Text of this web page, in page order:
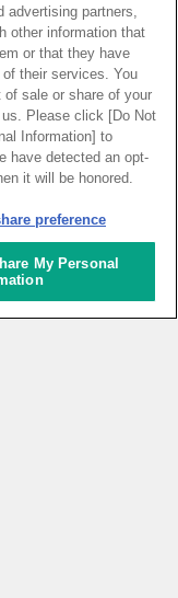
PAGE TOP
advertising partners,
other information that
or that they have
their services. You
of sale or share of your
Please click [Do Not
Information] to
have detected an opt-
it will be honored.
preference
My Personal